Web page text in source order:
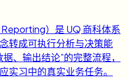
）是 UQ 商科体系
转成可执行分析与决策能
、输出结论”的完整流程，
实习中的真实业务任务。